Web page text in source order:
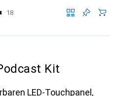
18
Kit
LED-Touchpanel,